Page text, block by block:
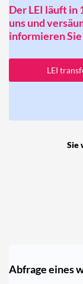
Der LEI läuft in
uns und
informieren
LEI
Sie
Abfrage eines